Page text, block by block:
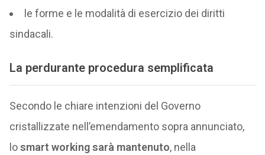
le forme e le modalità di esercizio dei diritti
sindacali.
La perdurante procedura semplificata
Secondo le chiare intenzioni del Governo
cristallizzate nell’emendamento sopra annunciato,
losmart working sarà mantenuto, nella